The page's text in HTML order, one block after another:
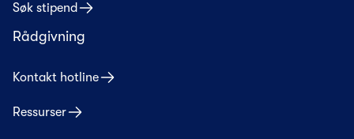
Søk stipend
Rådgivning
Kontakt hotline
Ressurser